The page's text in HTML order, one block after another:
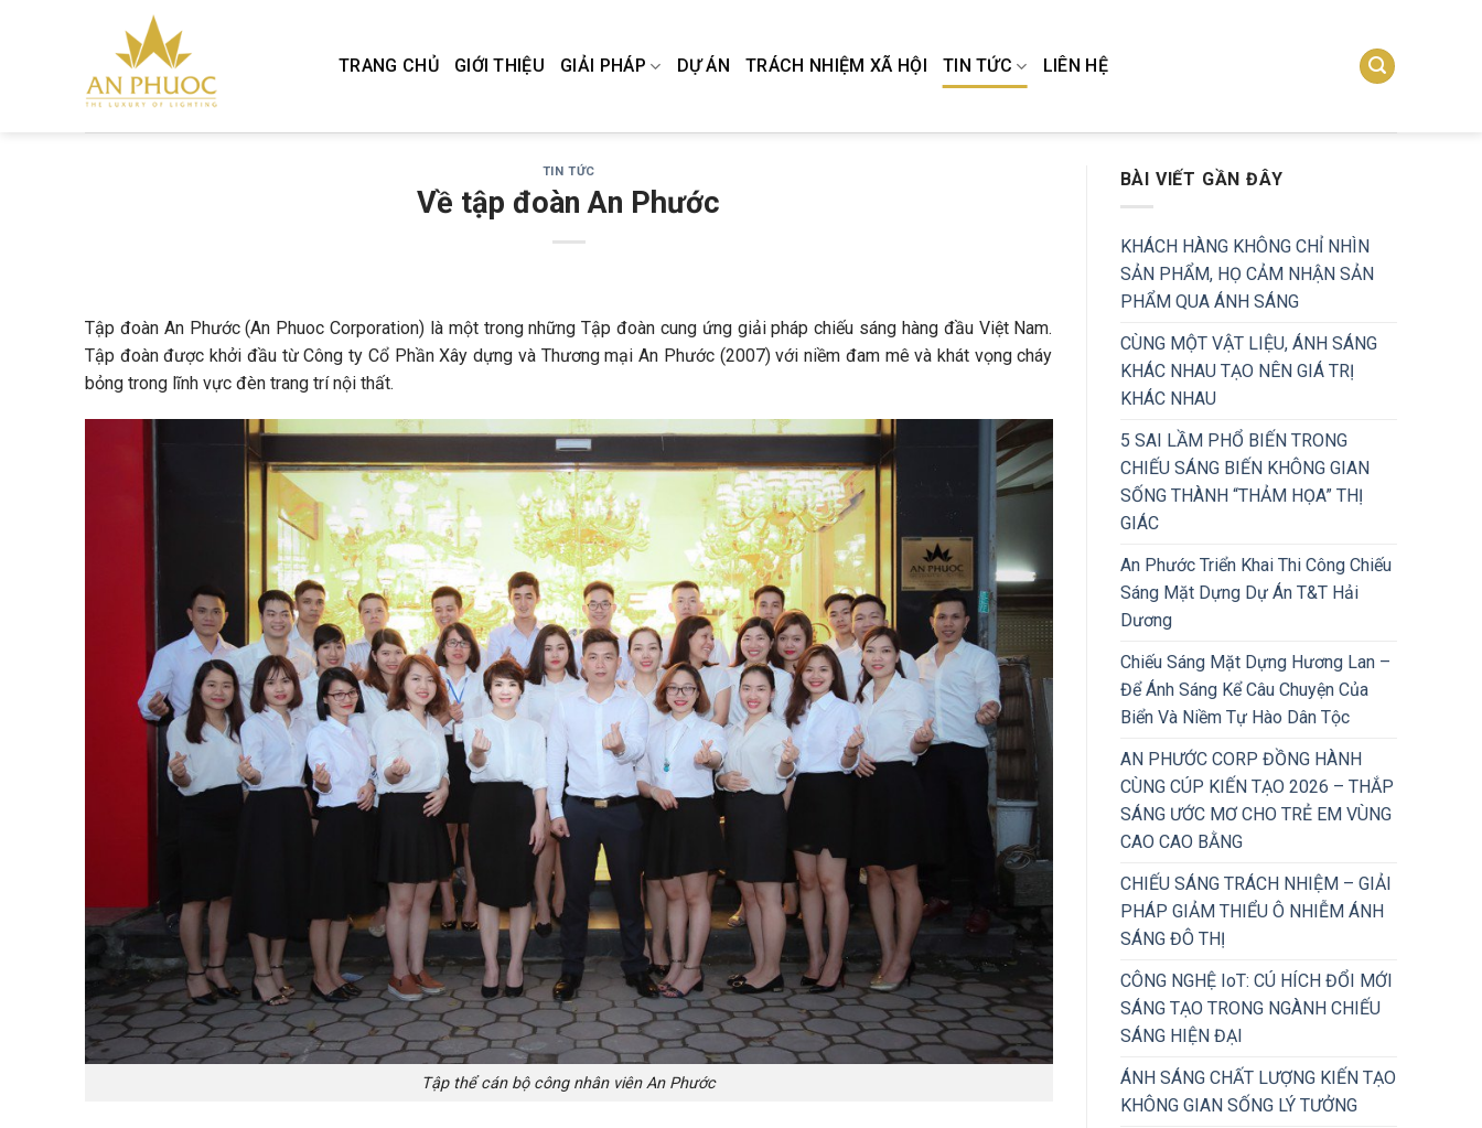
TRANG CHỦ GIỚI THIỆU GIẢI PHÁP DỰ ÁN TRÁCH NHIỆM XÃ HỘI TIN TỨC LIÊN HỆ
TIN TỨC
Về tập đoàn An Phước
Tập đoàn An Phước (An Phuoc Corporation) là một trong những Tập đoàn cung ứng giải pháp chiếu sáng hàng đầu Việt Nam.
Tập đoàn được khởi đầu từ Công ty Cổ Phần Xây dựng và Thương mại An Phước (2007) với niềm đam mê và khát vọng cháy
bỏng trong lĩnh vực đèn trang trí nội thất.
Tập thể cán bộ công nhân viên An Phước
BÀI VIẾT GẦN ĐÂY
KHÁCH HÀNG KHÔNG CHỈ NHÌN
SẢN PHẨM, HỌ CẢM NHẬN SẢN
PHẨM QUA ÁNH SÁNG
CÙNG MỘT VẬT LIỆU, ÁNH SÁNG
KHÁC NHAU TẠO NÊN GIÁ TRỊ
KHÁC NHAU
5 SAI LẦM PHỔ BIẾN TRONG
CHIẾU SÁNG BIẾN KHÔNG GIAN
SỐNG THÀNH “THẢM HỌA” THỊ
GIÁC
An Phước Triển Khai Thi Công Chiếu
Sáng Mặt Dựng Dự Án T&T Hải
Dương
Chiếu Sáng Mặt Dựng Hương Lan –
Để Ánh Sáng Kể Câu Chuyện Của
Biển Và Niềm Tự Hào Dân Tộc
AN PHƯỚC CORP ĐỒNG HÀNH
CÙNG CÚP KIẾN TẠO 2026 – THẮP
SÁNG ƯỚC MƠ CHO TRẺ EM VÙNG
CAO CAO BẰNG
CHIẾU SÁNG TRÁCH NHIỆM – GIẢI
PHÁP GIẢM THIỂU Ô NHIỄM ÁNH
SÁNG ĐÔ THỊ
CÔNG NGHỆ IoT: CÚ HÍCH ĐỔI MỚI
SÁNG TẠO TRONG NGÀNH CHIẾU
SÁNG HIỆN ĐẠI
ÁNH SÁNG CHẤT LƯỢNG KIẾN TẠO
KHÔNG GIAN SỐNG LÝ TƯỞNG